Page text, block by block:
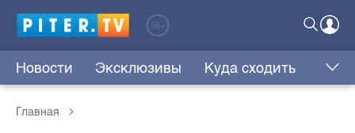
Новости Эксклюзивы Куда сходить
Главная